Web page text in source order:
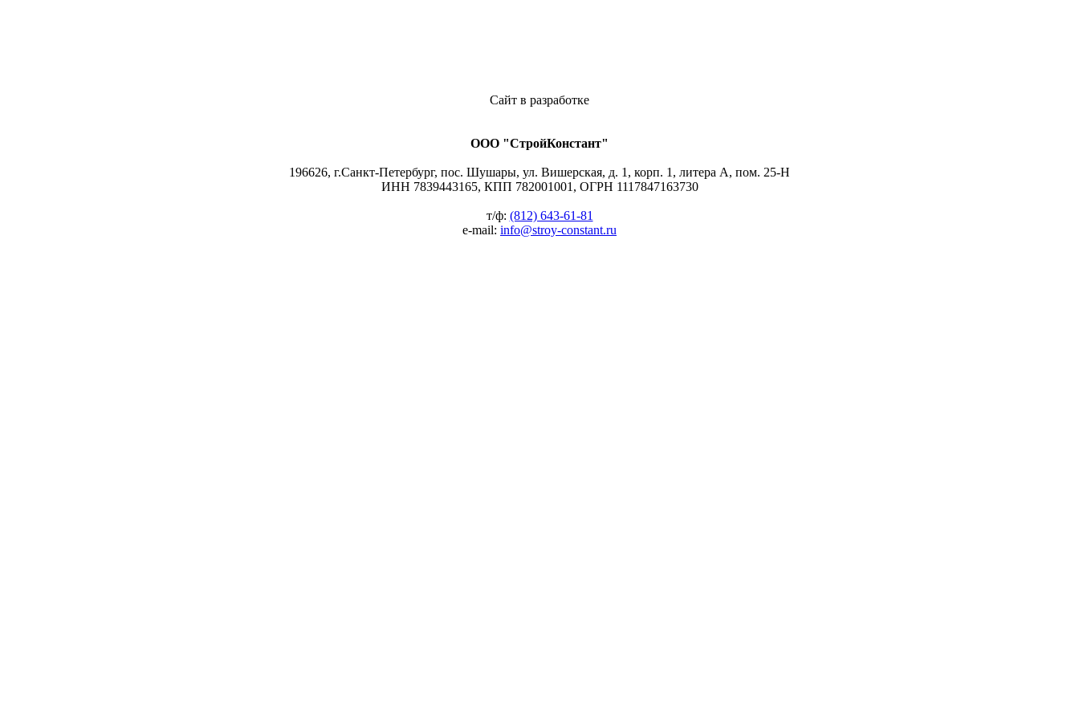
Сайт в разработке
ООО "СтройКонстант"
196626, г.Санкт-Петербург, пос. Шушары, ул. Вишерская, д. 1, корп. 1, литера А, пом. 25-Н
ИНН 7839443165, КПП 782001001, ОГРН 1117847163730
т/ф: (812) 643-61-81
e-mail: info@stroy-constant.ru